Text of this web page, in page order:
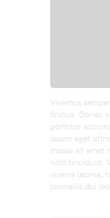
Vivamus
finibus. Donec
porttitor
ipsum eget
massa sit amet
nibh tincidunt.
viverra lacinia,
convallis dui